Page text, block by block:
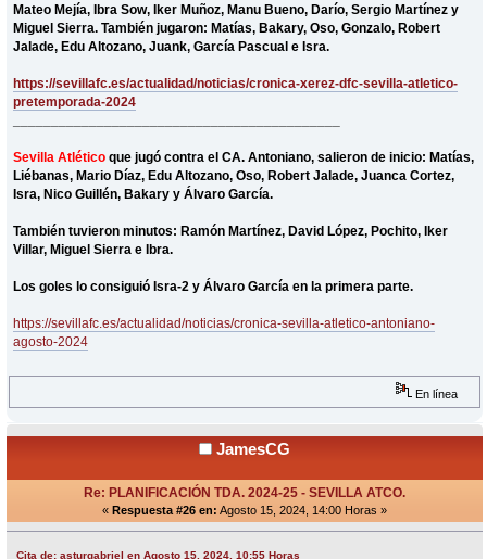
Mateo Mejía, Ibra Sow, Iker Muñoz, Manu Bueno, Darío, Sergio Martínez y
Miguel Sierra. También jugaron: Matías, Bakary, Oso, Gonzalo, Robert
Jalade, Edu Altozano, Juank, García Pascual e Isra.
https://sevillafc.es/actualidad/noticias/cronica-xerez-dfc-sevilla-atletico-
pretemporada-2024
Sevilla Atlético que jugó contra el CA. Antoniano, salieron de inicio: Matías,
Liébanas, Mario Díaz, Edu Altozano, Oso, Robert Jalade, Juanca Cortez,
Isra, Nico Guillén, Bakary y Álvaro García.
También tuvieron minutos: Ramón Martínez, David López, Pochito, Iker
Villar, Miguel Sierra e Ibra.
Los goles lo consiguió Isra-2 y Álvaro García en la primera parte.
https://sevillafc.es/actualidad/noticias/cronica-sevilla-atletico-antoniano-
agosto-2024
En línea
JamesCG
Re: PLANIFICACIÓN TDA. 2024-25 - SEVILLA ATCO.
« Respuesta #26 en: Agosto 15, 2024, 14:00 Horas »
Cita de: asturgabriel en Agosto 15, 2024, 10:55 Horas